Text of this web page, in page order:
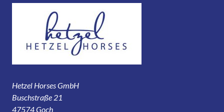
Hetzel Horses GmbH
Buschstraße 21
47574 Goch